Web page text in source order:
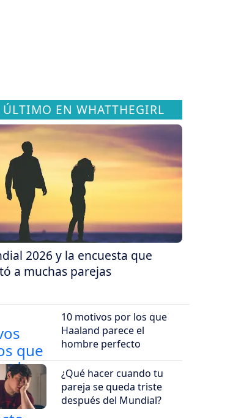
ÚLTIMO EN WHATTHEGIRL
2026 y la encuesta que
a muchas parejas
10 motivos por los que
Haaland parece el
hombre perfecto
¿Qué hacer cuando tu
pareja se queda triste
después del Mundial?